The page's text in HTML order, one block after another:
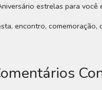
estrelas para
encontro,